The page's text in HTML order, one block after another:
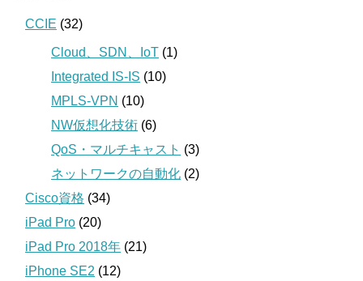
CCIE (32)
Cloud、SDN、IoT (1)
Integrated IS-IS (10)
MPLS-VPN (10)
NW仮想化技術 (6)
QoS・マルチキャスト (3)
ネットワークの自動化 (2)
Cisco資格 (34)
iPad Pro (20)
iPad Pro 2018年 (21)
iPhone SE2 (12)